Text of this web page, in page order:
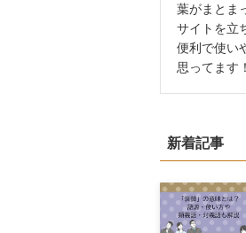
葉がまとま
サイトを立
便利で使い
思ってます！
新着記事